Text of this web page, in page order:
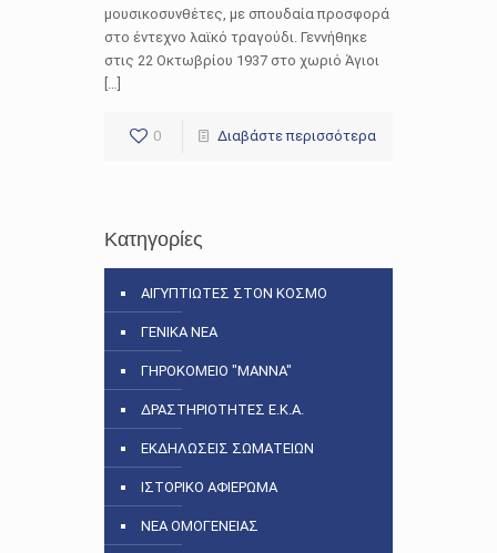
μουσικοσυνθέτες, με σπουδαία προσφορά
στο έντεχνο λαϊκό τραγούδι. Γεννήθηκε
στις 22 Οκτωβρίου 1937 στο χωριό Άγιοι
[…]
0 Διαβάστε περισσότερα
Κατηγορίες
ΑΙΓΥΠΤΙΩΤΕΣ ΣΤΟΝ ΚΟΣΜΟ
ΓΕΝΙΚΑ ΝΕΑ
ΓΗΡΟΚΟΜΕΙΟ "ΜΑΝΝΑ"
ΔΡΑΣΤΗΡΙΟΤΗΤΕΣ Ε.Κ.Α.
ΕΚΔΗΛΩΣΕΙΣ ΣΩΜΑΤΕΙΩΝ
ΙΣΤΟΡΙΚΟ ΑΦΙΕΡΩΜΑ
ΝΕΑ ΟΜΟΓΕΝΕΙΑΣ